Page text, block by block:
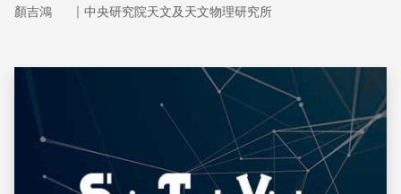
顏吉鴻 ｜ 中央研究院天文及天文物理研究所
儲存